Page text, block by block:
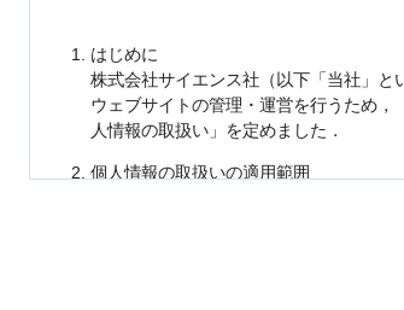
はじめに
株式会社サイエンス社（以下「当社」と
ウェブサイトの管理・運営を行うため
人情報の取扱い」を定めました．
個人情報の取扱いの適用範囲